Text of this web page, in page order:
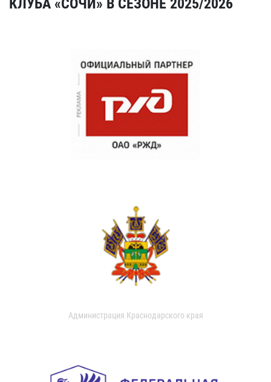
КЛУБА «СОЧИ» В СЕЗОНЕ 2025/2026
Администрация Краснодарского края